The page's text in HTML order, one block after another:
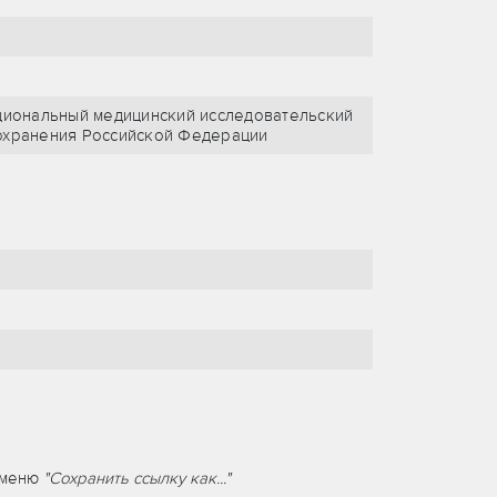
медицинский исследовательский
Российской Федерации
"Сохранить ссылку как..."